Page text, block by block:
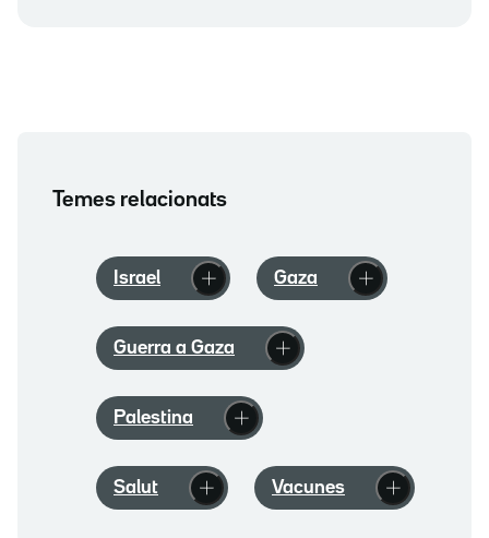
Temes relacionats
Israel Gaza
Guerra a Gaza
Palestina
Salut Vacunes